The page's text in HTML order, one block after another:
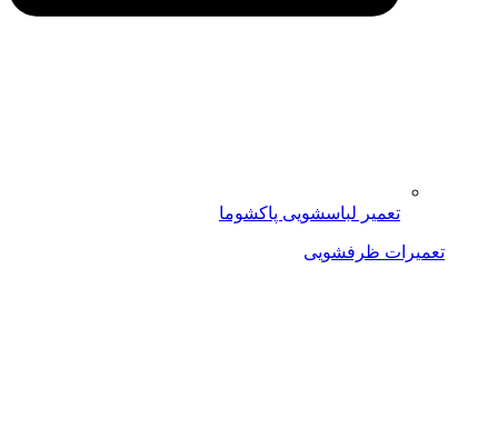
تعمیر لباسشویی پاکشوما
تعمیرات ظرفشویی